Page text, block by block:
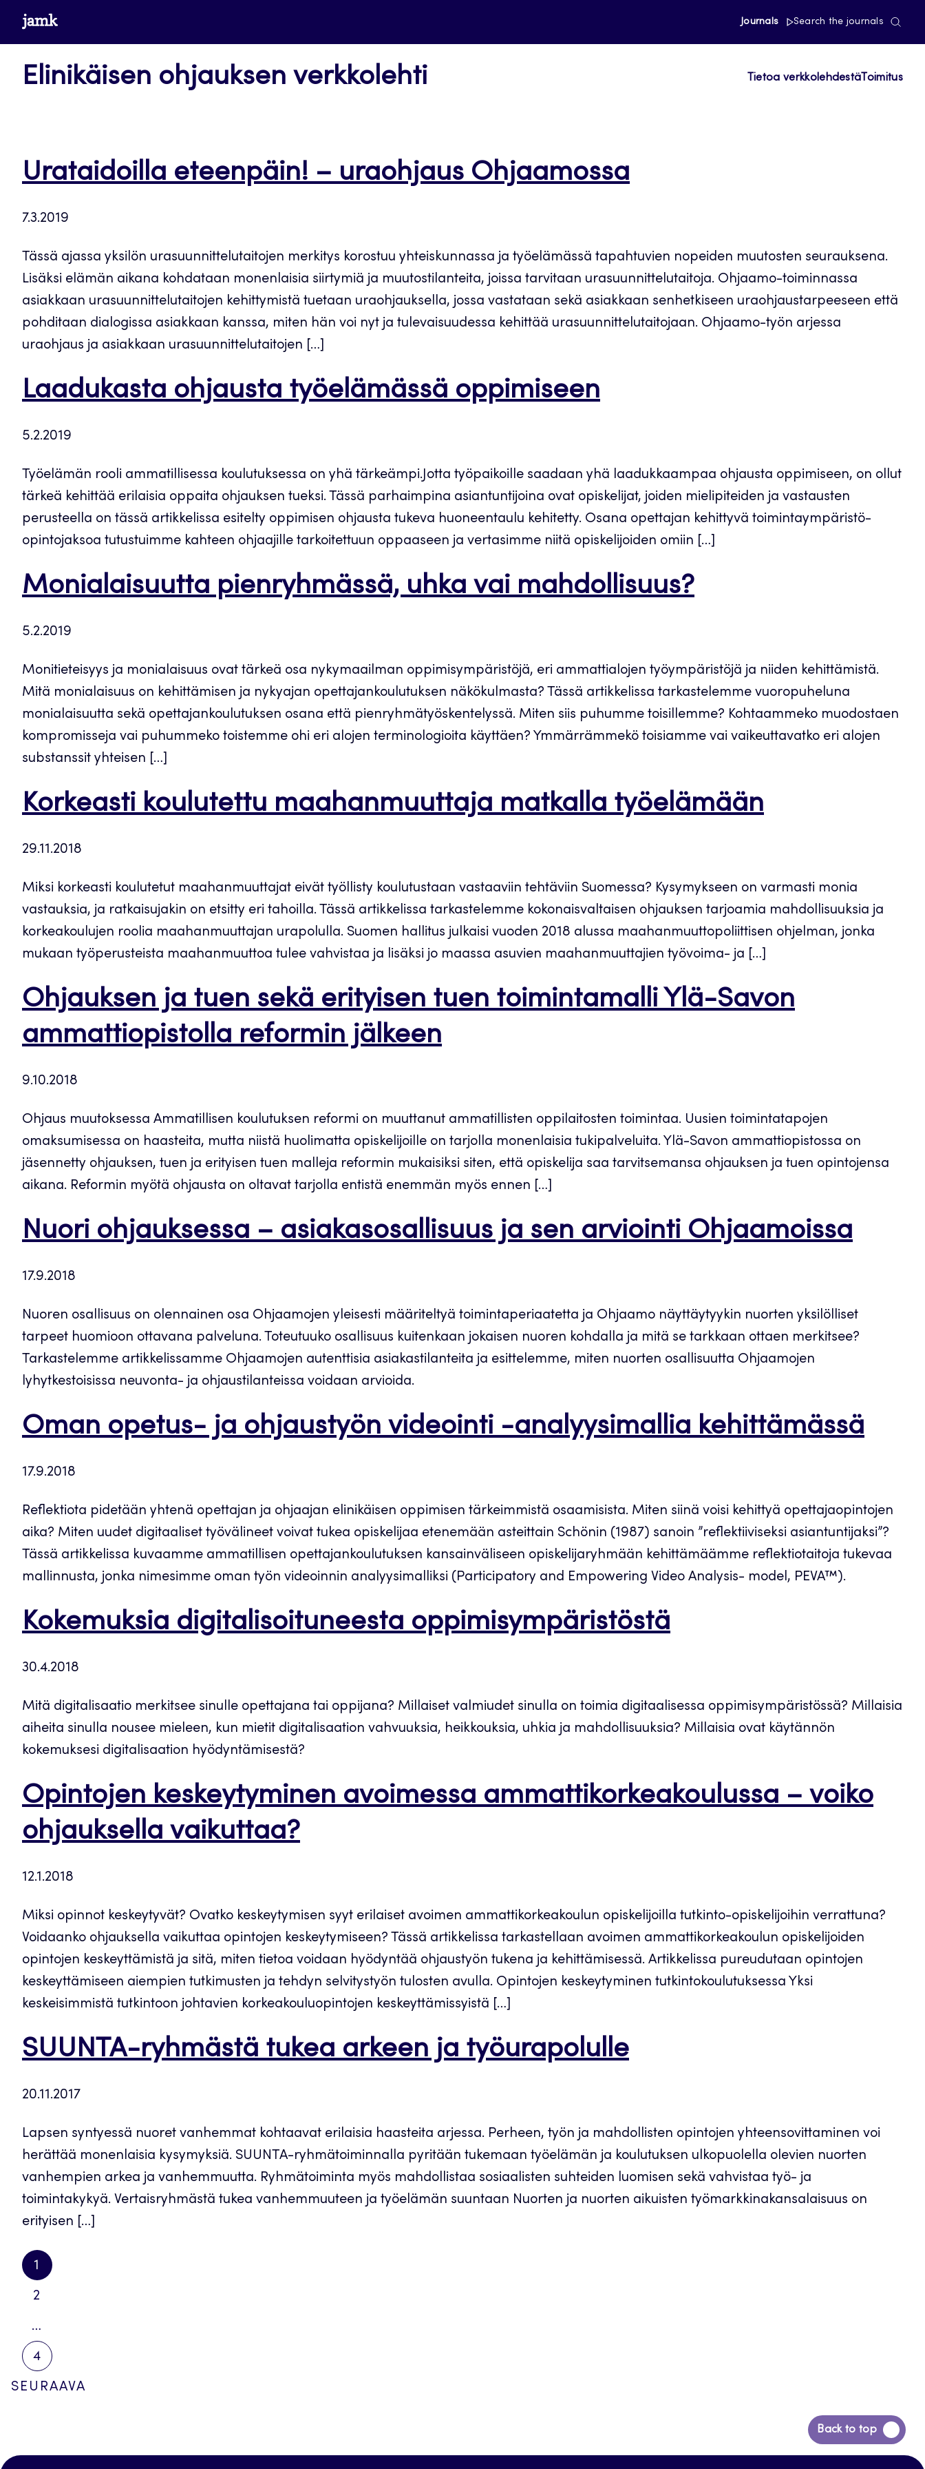
Siirrywww.jamk.fi Journals Search the journals
Elinikäisen ohjauksen verkkolehti Tietoa verkkolehdestä Toimitus
Urataidoilla eteenpäin! – uraohjaus Ohjaamossa
7.3.2019
Tässä ajassa yksilön urasuunnittelutaitojen merkitys korostuu yhteiskunnassa ja työelämässä tapahtuvien nopeiden muutosten seurauksena.
Lisäksi elämän aikana kohdataan monenlaisia siirtymiä ja muutostilanteita, joissa tarvitaan urasuunnittelutaitoja. Ohjaamo-toiminnassa
asiakkaan urasuunnittelutaitojen kehittymistä tuetaan uraohjauksella, jossa vastataan sekä asiakkaan senhetkiseen uraohjaustarpeeseen että
pohditaan dialogissa asiakkaan kanssa, miten hän voi nyt ja tulevaisuudessa kehittää urasuunnittelutaitojaan. Ohjaamo-työn arjessa
uraohjaus ja asiakkaan urasuunnittelutaitojen […]
Laadukasta ohjausta työelämässä oppimiseen
5.2.2019
Työelämän rooli ammatillisessa koulutuksessa on yhä tärkeämpi.Jotta työpaikoille saadaan yhä laadukkaampaa ohjausta oppimiseen, on ollut
tärkeä kehittää erilaisia oppaita ohjauksen tueksi. Tässä parhaimpina asiantuntijoina ovat opiskelijat, joiden mielipiteiden ja vastausten
perusteella on tässä artikkelissa esitelty oppimisen ohjausta tukeva huoneentaulu kehitetty. Osana opettajan kehittyvä toimintaympäristö-
opintojaksoa tutustuimme kahteen ohjaajille tarkoitettuun oppaaseen ja vertasimme niitä opiskelijoiden omiin […]
Monialaisuutta pienryhmässä, uhka vai mahdollisuus?
5.2.2019
Monitieteisyys ja monialaisuus ovat tärkeä osa nykymaailman oppimisympäristöjä, eri ammattialojen työympäristöjä ja niiden kehittämistä.
Mitä monialaisuus on kehittämisen ja nykyajan opettajankoulutuksen näkökulmasta? Tässä artikkelissa tarkastelemme vuoropuheluna
monialaisuutta sekä opettajankoulutuksen osana että pienryhmätyöskentelyssä. Miten siis puhumme toisillemme? Kohtaammeko muodostaen
kompromisseja vai puhummeko toistemme ohi eri alojen terminologioita käyttäen? Ymmärrämmekö toisiamme vai vaikeuttavatko eri alojen
substanssit yhteisen […]
Korkeasti koulutettu maahanmuuttaja matkalla työelämään
29.11.2018
Miksi korkeasti koulutetut maahanmuuttajat eivät työllisty koulutustaan vastaaviin tehtäviin Suomessa? Kysymykseen on varmasti monia
vastauksia, ja ratkaisujakin on etsitty eri tahoilla. Tässä artikkelissa tarkastelemme kokonaisvaltaisen ohjauksen tarjoamia mahdollisuuksia ja
korkeakoulujen roolia maahanmuuttajan urapolulla. Suomen hallitus julkaisi vuoden 2018 alussa maahanmuuttopoliittisen ohjelman, jonka
mukaan työperusteista maahanmuuttoa tulee vahvistaa ja lisäksi jo maassa asuvien maahanmuuttajien työvoima- ja […]
Ohjauksen ja tuen sekä erityisen tuen toimintamalli Ylä-Savon
ammattiopistolla reformin jälkeen
9.10.2018
Ohjaus muutoksessa Ammatillisen koulutuksen reformi on muuttanut ammatillisten oppilaitosten toimintaa. Uusien toimintatapojen
omaksumisessa on haasteita, mutta niistä huolimatta opiskelijoille on tarjolla monenlaisia tukipalveluita. Ylä-Savon ammattiopistossa on
jäsennetty ohjauksen, tuen ja erityisen tuen malleja reformin mukaisiksi siten, että opiskelija saa tarvitsemansa ohjauksen ja tuen opintojensa
aikana. Reformin myötä ohjausta on oltavat tarjolla entistä enemmän myös ennen […]
Nuori ohjauksessa – asiakasosallisuus ja sen arviointi Ohjaamoissa
17.9.2018
Nuoren osallisuus on olennainen osa Ohjaamojen yleisesti määriteltyä toimintaperiaatetta ja Ohjaamo näyttäytyykin nuorten yksilölliset
tarpeet huomioon ottavana palveluna. Toteutuuko osallisuus kuitenkaan jokaisen nuoren kohdalla ja mitä se tarkkaan ottaen merkitsee?
Tarkastelemme artikkelissamme Ohjaamojen autenttisia asiakastilanteita ja esittelemme, miten nuorten osallisuutta Ohjaamojen
lyhytkestoisissa neuvonta- ja ohjaustilanteissa voidaan arvioida.
Oman opetus- ja ohjaustyön videointi -analyysimallia kehittämässä
17.9.2018
Reflektiota pidetään yhtenä opettajan ja ohjaajan elinikäisen oppimisen tärkeimmistä osaamisista. Miten siinä voisi kehittyä opettajaopintojen
aika? Miten uudet digitaaliset työvälineet voivat tukea opiskelijaa etenemään asteittain Schönin (1987) sanoin ”reflektiiviseksi asiantuntijaksi”?
Tässä artikkelissa kuvaamme ammatillisen opettajankoulutuksen kansainväliseen opiskelijaryhmään kehittämäämme reflektiotaitoja tukevaa
mallinnusta, jonka nimesimme oman työn videoinnin analyysimalliksi (Participatory and Empowering Video Analysis- model, PEVA™).
Kokemuksia digitalisoituneesta oppimisympäristöstä
30.4.2018
Mitä digitalisaatio merkitsee sinulle opettajana tai oppijana? Millaiset valmiudet sinulla on toimia digitaalisessa oppimisympäristössä? Millaisia
aiheita sinulla nousee mieleen, kun mietit digitalisaation vahvuuksia, heikkouksia, uhkia ja mahdollisuuksia? Millaisia ovat käytännön
kokemuksesi digitalisaation hyödyntämisestä?
Opintojen keskeytyminen avoimessa ammattikorkeakoulussa – voiko
ohjauksella vaikuttaa?
12.1.2018
Miksi opinnot keskeytyvät? Ovatko keskeytymisen syyt erilaiset avoimen ammattikorkeakoulun opiskelijoilla tutkinto-opiskelijoihin verrattuna?
Voidaanko ohjauksella vaikuttaa opintojen keskeytymiseen? Tässä artikkelissa tarkastellaan avoimen ammattikorkeakoulun opiskelijoiden
opintojen keskeyttämistä ja sitä, miten tietoa voidaan hyödyntää ohjaustyön tukena ja kehittämisessä. Artikkelissa pureudutaan opintojen
keskeyttämiseen aiempien tutkimusten ja tehdyn selvitystyön tulosten avulla. Opintojen keskeytyminen tutkintokoulutuksessa Yksi
keskeisimmistä tutkintoon johtavien korkeakouluopintojen keskeyttämissyistä […]
SUUNTA-ryhmästä tukea arkeen ja työurapolulle
20.11.2017
Lapsen syntyessä nuoret vanhemmat kohtaavat erilaisia haasteita arjessa. Perheen, työn ja mahdollisten opintojen yhteensovittaminen voi
herättää monenlaisia kysymyksiä. SUUNTA-ryhmätoiminnalla pyritään tukemaan työelämän ja koulutuksen ulkopuolella olevien nuorten
vanhempien arkea ja vanhemmuutta. Ryhmätoiminta myös mahdollistaa sosiaalisten suhteiden luomisen sekä vahvistaa työ- ja
toimintakykyä. Vertaisryhmästä tukea vanhemmuuteen ja työelämän suuntaan Nuorten ja nuorten aikuisten työmarkkinakansalaisuus on
erityisen […]
Artikkelien
sivutus
1
2
…
4
SEURAAVA
Back to top
Siirry
takaisin